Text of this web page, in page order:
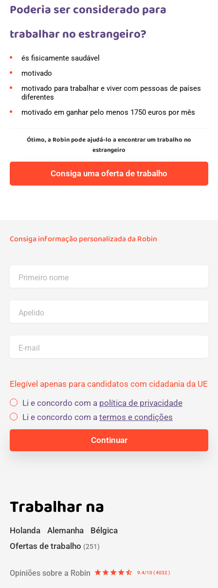
Poderia ser considerado para
trabalhar no estrangeiro?
és fisicamente saudável
motivado
motivado para trabalhar e viver com pessoas de países
diferentes
motivado em ganhar pelo menos 1750 euros por mês
Ótimo, a Robin pode ajudá-lo a encontrar um trabalho no
estrangeiro
Consiga uma oferta de trabalho
Consiga informação personalizada da Robin
Primeiro nome
Apelido
E-mail
Elegível apenas para candidatos com cidadania da UE
Li e concordo com a política de privacidade
Li e concordo com a termos e condições
Trabalhar na
Holanda Alemanha
Bélgica
Ofertas de trabalho (251)
Opiniões sobre a Robin starstarstarstarstar_half 9.4/10 ( 4032 )